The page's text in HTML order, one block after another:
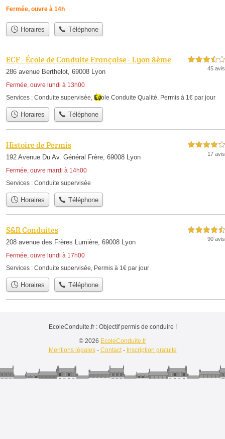
Fermée, ouvre à 14h
Horaires Téléphone
ECF - École de Conduite Française - Lyon 8ème
286 avenue Berthelot, 69008 Lyon
Fermée, ouvre lundi à 13h00
3,5 étoiles sur 5
45 avis
Services : Conduite supervisée, École Conduite Qualité, Permis à 1€ par jour
Horaires Téléphone
Histoire de Permis
192 Avenue Du Av. Général Frère, 69008 Lyon
Fermée, ouvre mardi à 14h00
4,0 étoiles sur 5
17 avis
Services : Conduite supervisée
Horaires Téléphone
S&R Conduites
208 avenue des Frères Lumière, 69008 Lyon
Fermée, ouvre lundi à 17h00
4,5 étoiles sur 5
90 avis
Services : Conduite supervisée, Permis à 1€ par jour
Horaires Téléphone
EcoleConduite.fr : Objectif permis de conduire !
© 2026 EcoleConduite.fr
Mentions légales- Contact- Inscription gratuite